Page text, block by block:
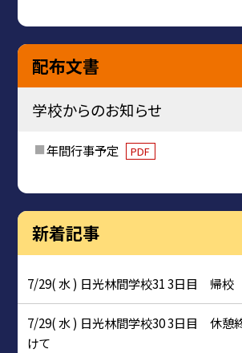
配布文書
学校からのお知らせ
年間行事予定 PDF
新着記事
7/29( 水 ) 日光林間学校31 3日目 帰校
7/29( 水 ) 日光林間学校30 3日目 休憩
けて